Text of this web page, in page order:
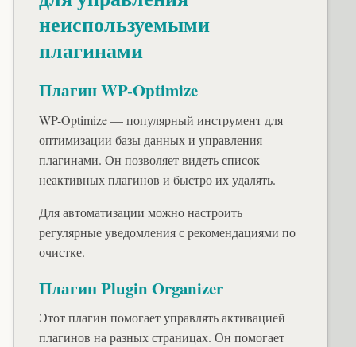
неиспользуемыми
плагинами
Плагин WP-Optimize
WP-Optimize — популярный инструмент для
оптимизации базы данных и управления
плагинами. Он позволяет видеть список
неактивных плагинов и быстро их удалять.
Для автоматизации можно настроить
регулярные уведомления с рекомендациями по
очистке.
Плагин Plugin Organizer
Этот плагин помогает управлять активацией
плагинов на разных страницах. Он помогает